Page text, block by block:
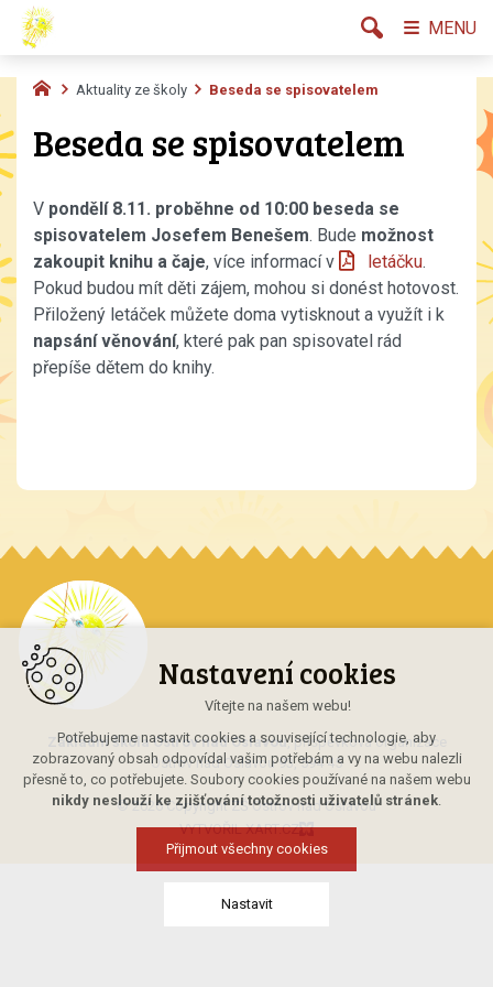
Aktuality ze školy Beseda se spisovatelem
Beseda se spisovatelem
V pondělí 8.11. proběhne od 10:00 beseda se
spisovatelem Josefem Benešem. Bude možnost
zakoupit knihu a čaje, více informací v letáčku.
Pokud budou mít děti zájem, mohou si donést hotovost.
Přiložený letáček můžete doma vytisknout a využít i k
napsání věnování, které pak pan spisovatel rád
přepíše dětem do knihy.
Základní škola Ostrov nad Oslavou, příspěvková organizace
Ostrov nad Oslavou 93, 594 45
© 2026 Copyright ZŠ Ostrov nad Oslavou
VYTVOŘIL XART.CZ
MENU
Nastavení cookies
Vítejte na našem webu!
Potřebujeme nastavit cookies a související technologie, aby
zobrazovaný obsah odpovídal vašim potřebám a vy na webu nalezli
přesně to, co potřebujete. Soubory cookies používané na našem webu
nikdy neslouží ke zjišťování totožnosti uživatelů stránek.
Přijmout všechny cookies
Nastavit